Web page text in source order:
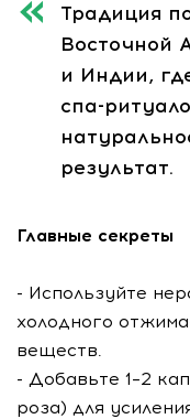
Традиция
Восточной
и Индии,
спа-
результат.
Главные секреты
- Используйте
холодного
веществ.
- Добавьте 1–2
роза) для